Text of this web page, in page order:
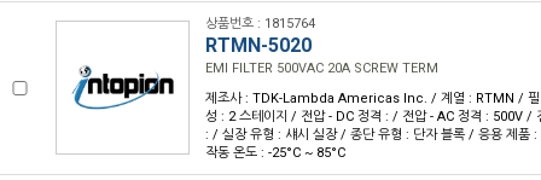
상품번호 : 1815764
RTMN-5020
EMI FILTER 500VAC 20A SCREW TERM
제조사 : TDK-Lambda Americas Inc. / 계열 : RTMN /
성 : 2 스테이지 / 전압 - DC 정격 : / 전압 - AC 정격 : 500V /
: / 실장 유형 : 섀시 실장 / 종단 유형 : 단자 블록 / 응용 제품
작동 온도 : -25°C ~ 85°C